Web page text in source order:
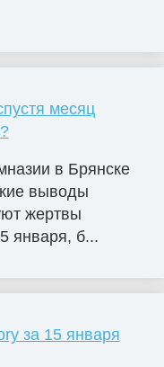
месяц
в Брянске
выводы
жертвы
января, б...
за 15 января